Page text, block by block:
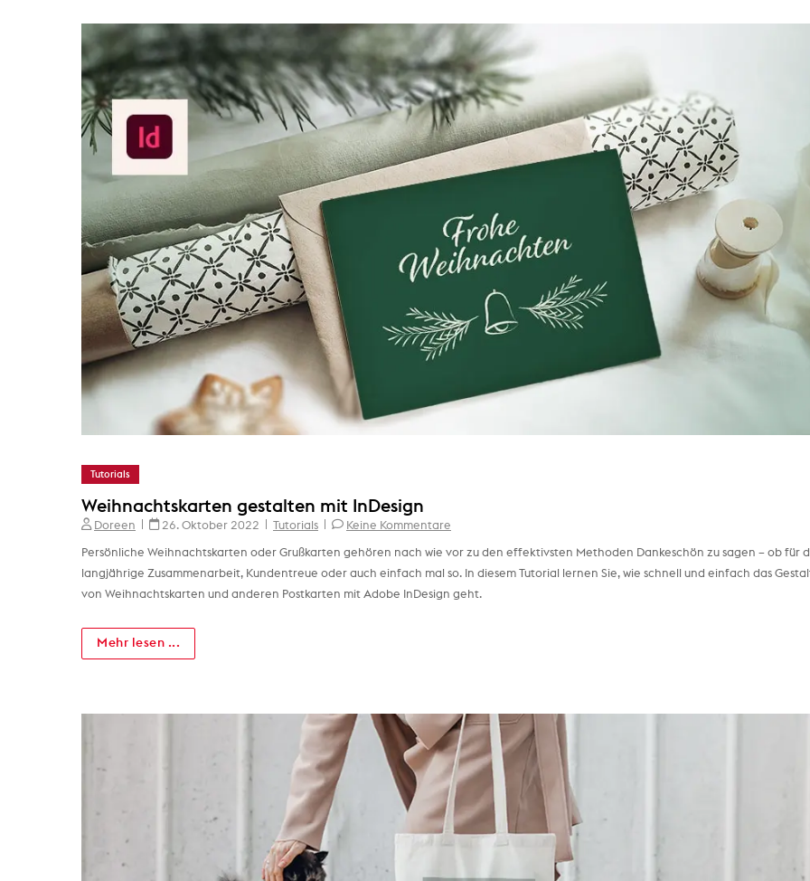
Tutorials
Weihnachtskarten gestalten mit InDesign
Doreen 26. Oktober 2022 Tutorials Keine Kommentare
Persönliche Weihnachtskarten oder Grußkarten gehören nach wie vor zu den effektivsten Methoden Dankeschön zu sagen – ob für
langjährige Zusammenarbeit, Kundentreue oder auch einfach mal so. In diesem Tutorial lernen Sie, wie schnell und einfach das
von Weihnachtskarten und anderen Postkarten mit Adobe InDesign geht.
Mehr lesen ...